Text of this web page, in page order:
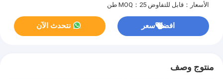
الأسعار：قابل للتفاوض MOQ：25 طن
افضل سعر نتحدث الآن
منتوج وصف